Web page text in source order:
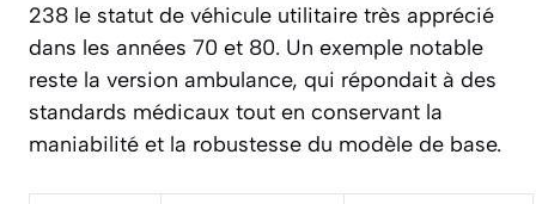
238 le statut de véhicule utilitaire très apprécié
dans les années 70 et 80. Un exemple notable
reste la version ambulance, qui répondait à des
standards médicaux tout en conservant la
maniabilité et la robustesse du modèle de base.